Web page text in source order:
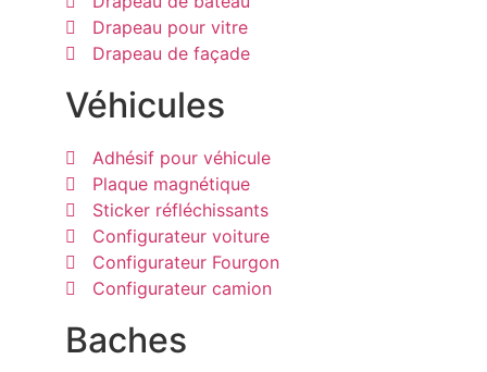
Drapeau pour vitre
Drapeau de façade
Véhicules
Adhésif pour véhicule
Plaque magnétique
Sticker réfléchissants
Configurateur voiture
Configurateur Fourgon
Configurateur camion
Baches